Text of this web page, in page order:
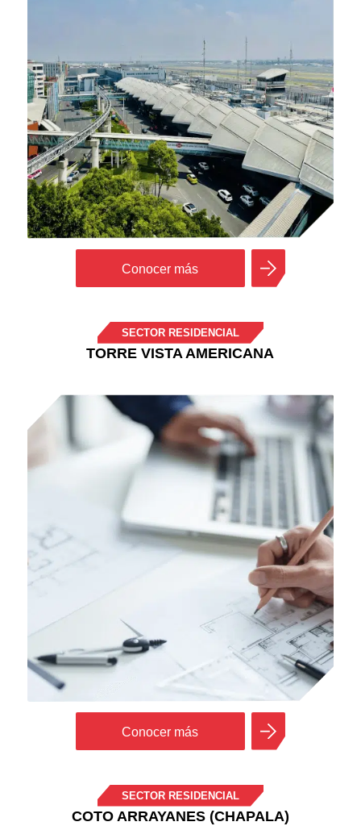
Conocer más
SECTOR RESIDENCIAL
TORRE VISTA AMERICANA
Conocer más
SECTOR RESIDENCIAL
COTO ARRAYANES (CHAPALA)